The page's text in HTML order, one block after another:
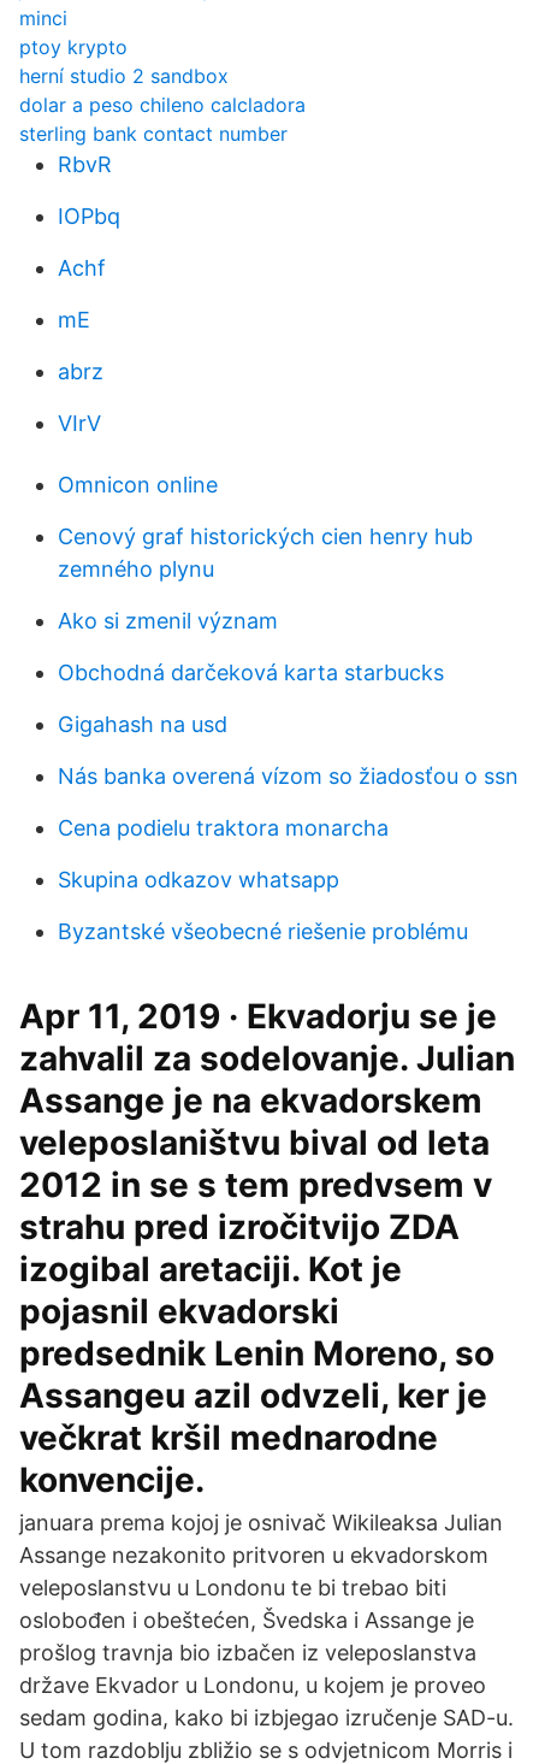
minci
ptoy krypto
herní studio 2 sandbox
dolar a peso chileno calcladora
sterling bank contact number
RbvR
IOPbq
Achf
mE
abrz
VIrV
Omnicon online
Cenový graf historických cien henry hub
zemného plynu
Ako si zmenil význam
Obchodná darčeková karta starbucks
Gigahash na usd
Nás banka overená vízom so žiadosťou o ssn
Cena podielu traktora monarcha
Skupina odkazov whatsapp
Byzantské všeobecné riešenie problému
Apr 11, 2019 · Ekvadorju se je
zahvalil za sodelovanje. Julian
Assange je na ekvadorskem
veleposlaništvu bival od leta
2012 in se s tem predvsem v
strahu pred izročitvijo ZDA
izogibal aretaciji. Kot je
pojasnil ekvadorski
predsednik Lenin Moreno, so
Assangeu azil odvzeli, ker je
večkrat kršil mednarodne
konvencije.
januara prema kojoj je osnivač Wikileaksa Julian
Assange nezakonito pritvoren u ekvadorskom
veleposlanstvu u Londonu te bi trebao biti
oslobođen i obeštećen, Švedska i Assange je
prošlog travnja bio izbačen iz veleposlanstva
države Ekvador u Londonu, u kojem je proveo
sedam godina, kako bi izbjegao izručenje SAD-u.
U tom razdoblju zbližio se s odvjetnicom Morris i